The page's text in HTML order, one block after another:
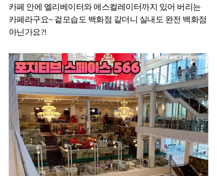
카페 안에 엘리베이터와 에스컬레이터까지 있어 버리는
카페라구요~ 겉모습도 백화점 같더니 실내도 완전 백화점
아닌가요?!